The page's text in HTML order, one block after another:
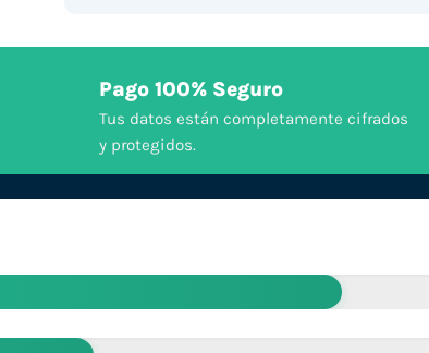
Pago 100% Seguro
Tus datos están completamente cifrados
y protegidos.